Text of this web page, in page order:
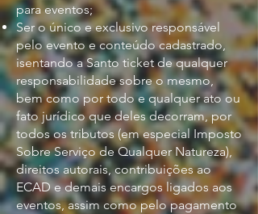
para eventos;
Ser o único e exclusivo responsável
pelo evento e conteúdo cadastrado,
isentando a Santo ticket de qualquer
responsabilidade sobre o mesmo,
bem como por todo e qualquer ato ou
fato jurídico que deles decorram, por
todos os tributos (em especial Imposto
Sobre Serviço de Qualquer Natureza),
direitos autorais, contribuições ao
ECAD e demais encargos ligados aos
eventos, assim como pelo pagamento